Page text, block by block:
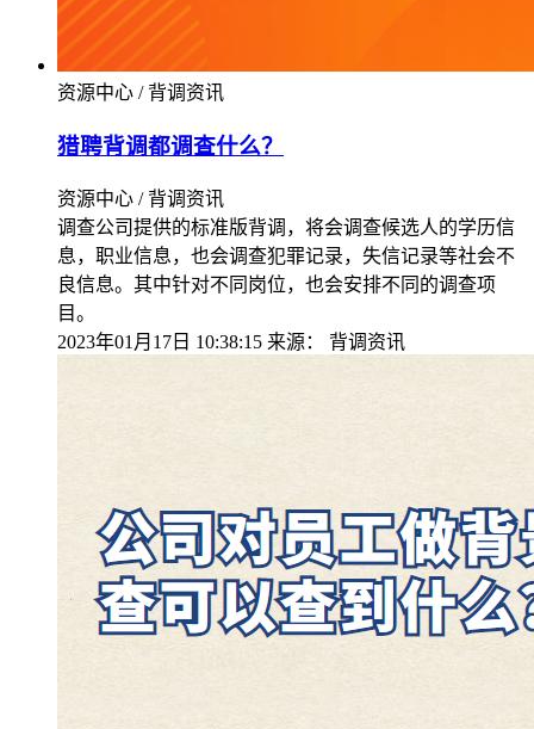
资源中心 / 背调资讯
猎聘背调都调查什么？
资源中心 / 背调资讯
调查公司提供的标准版背调，将会调查候选人的学历信
息，职业信息，也会调查犯罪记录，失信记录等社会不
良信息。其中针对不同岗位，也会安排不同的调查项
目。
2023年01月17日 10:38:15 来源： 背调资讯